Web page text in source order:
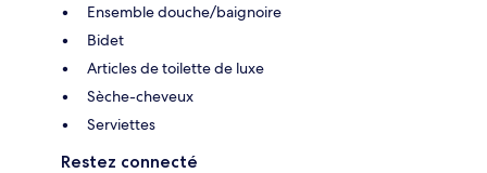
Ensemble douche/baignoire
Bidet
Articles de toilette de luxe
Sèche-cheveux
Serviettes
Restez connecté